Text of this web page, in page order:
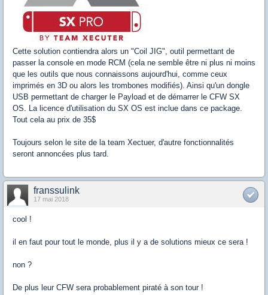
Cette solution contiendra alors un "Coil JIG", outil permettant de
passer la console en mode RCM (cela ne semble être ni plus ni moins
que les outils que nous connaissons aujourd'hui, comme ceux
imprimés en 3D ou alors les trombones modifiés). Ainsi qu'un dongle
USB permettant de charger le Payload et de démarrer le CFW SX
OS. La licence d'utilisation du SX OS est inclue dans ce package.
Tout cela au prix de 35$
Toujours selon le site de la team Xectuer, d'autre fonctionnalités
seront annoncées plus tard.
franssulink
17 mai 2018
cool !
il en faut pour tout le monde, plus il y a de solutions mieux ce sera !
non ?
De plus leur CFW sera probablement piraté à son tour !